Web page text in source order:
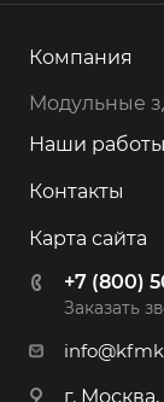
Компания
Модульные
Наши работы
Контакты
Карта сайта
+7 (800)
Заказать
г.